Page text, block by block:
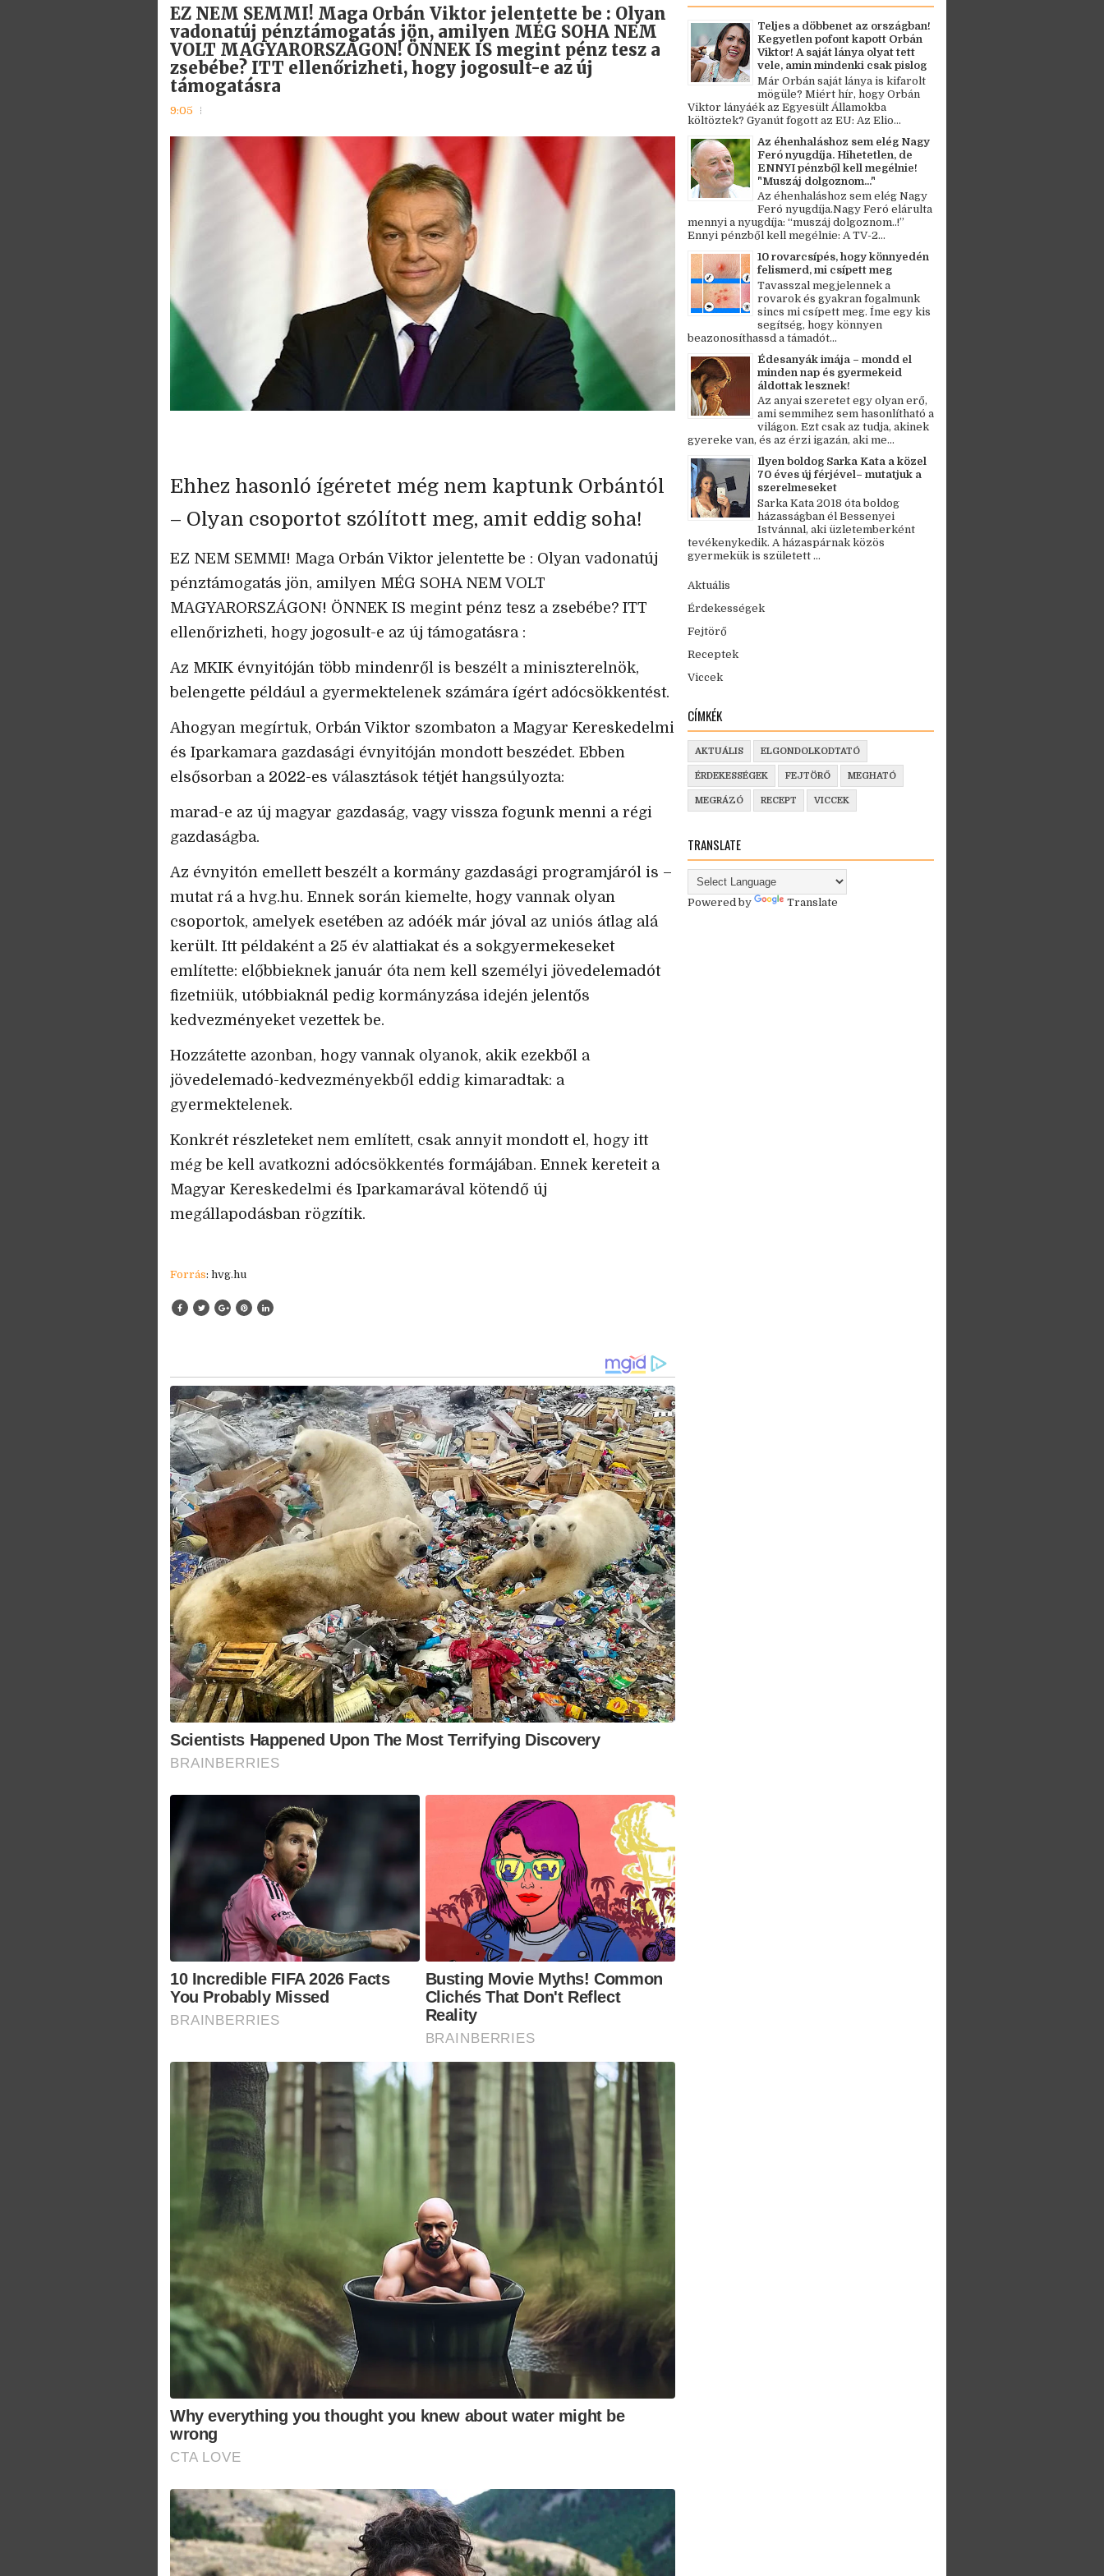
EZ NEM SEMMI! Maga Orbán Viktor jelentette be : Olyan
vadonatúj pénztámogatás jön, amilyen MÉG SOHA NEM
VOLT MAGYARORSZÁGON! ÖNNEK IS megint pénz tesz a
zsebébe? ITT ellenőrizheti, hogy jogosult-e az új
támogatásra
9:05
Ehhez hasonló ígéretet még nem kaptunk Orbántól
– Olyan csoportot szólított meg, amit eddig soha!
EZ NEM SEMMI! Maga Orbán Viktor jelentette be : Olyan vadonatúj
pénztámogatás jön, amilyen MÉG SOHA NEM VOLT
MAGYARORSZÁGON! ÖNNEK IS megint pénz tesz a zsebébe? ITT
ellenőrizheti, hogy jogosult-e az új támogatásra :
Az MKIK évnyitóján több mindenről is beszélt a miniszterelnök,
belengette például a gyermektelenek számára ígért adócsökkentést.
Ahogyan megírtuk, Orbán Viktor szombaton a Magyar Kereskedelmi
és Iparkamara gazdasági évnyitóján mondott beszédet. Ebben
elsősorban a 2022-es választások tétjét hangsúlyozta:
marad-e az új magyar gazdaság, vagy vissza fogunk menni a régi
gazdaságba.
Az évnyitón emellett beszélt a kormány gazdasági programjáról is –
mutat rá a hvg.hu. Ennek során kiemelte, hogy vannak olyan
csoportok, amelyek esetében az adóék már jóval az uniós átlag alá
került. Itt példaként a 25 év alattiakat és a sokgyermekeseket
említette: előbbieknek január óta nem kell személyi jövedelemadót
fizetniük, utóbbiaknál pedig kormányzása idején jelentős
kedvezményeket vezettek be.
Hozzátette azonban, hogy vannak olyanok, akik ezekből a
jövedelemadó-kedvezményekből eddig kimaradtak: a
gyermektelenek.
Konkrét részleteket nem említett, csak annyit mondott el, hogy itt
még be kell avatkozni adócsökkentés formájában. Ennek kereteit a
Magyar Kereskedelmi és Iparkamarával kötendő új
megállapodásban rögzítik.
Forrás: hvg.hu
Scientists Happened Upon The Most Terrifying Discovery
BRAINBERRIES
10 Incredible FIFA 2026 Facts
You Probably Missed
BRAINBERRIES
Busting Movie Myths! Common
Clichés That Don't Reflect
Reality
BRAINBERRIES
Why everything you thought you knew about water might be
wrong
CTA LOVE
Teljes a döbbenet az országban!
Kegyetlen pofont kapott Orbán
Viktor! A saját lánya olyat tett
vele, amin mindenki csak pislog
Már Orbán saját lánya is kifarolt
mögüle? Miért hír, hogy Orbán
Viktor lányáék az Egyesült Államokba
költöztek? Gyanút fogott az EU: Az Elio...
Az éhenhaláshoz sem elég Nagy
Feró nyugdíja. Hihetetlen, de
ENNYI pénzből kell megélnie!
"Muszáj dolgoznom..."
Az éhenhaláshoz sem elég Nagy
Feró nyugdíja.Nagy Feró elárulta
mennyi a nyugdíja: “muszáj dolgoznom..!”
Ennyi pénzből kell megélnie: A TV-2...
10 rovarcsípés, hogy könnyedén
felismerd, mi csípett meg
Tavasszal megjelennek a
rovarok és gyakran fogalmunk
sincs mi csípett meg. Íme egy kis
segítség, hogy könnyen
beazonosíthassd a támadót...
Édesanyák imája – mondd el
minden nap és gyermekeid
áldottak lesznek!
Az anyai szeretet egy olyan erő,
ami semmihez sem hasonlítható a
világon. Ezt csak az tudja, akinek
gyereke van, és az érzi igazán, aki me...
Ilyen boldog Sarka Kata a közel
70 éves új férjével– mutatjuk a
szerelmeseket
Sarka Kata 2018 óta boldog
házasságban él Bessenyei
Istvánnal, aki üzletemberként
tevékenykedik. A házaspárnak közös
gyermekük is született ...
Aktuális
Érdekességek
Fejtörő
Receptek
Viccek
CÍMKÉK
AKTUÁLIS ELGONDOLKODTATÓ
ÉRDEKESSÉGEK FEJTÖRŐ MEGHATÓ
MEGRÁZÓ RECEPT VICCEK
TRANSLATE
Powered by Translate